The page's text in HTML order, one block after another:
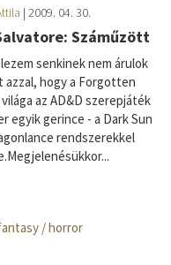
| 2009. 04. 30.
Száműzött
senkinek nem árulok
hogy a Forgotten
világa az AD&D szerepjáték
egyik gerince - a Dark Sun
rendszerekkel
/ horror